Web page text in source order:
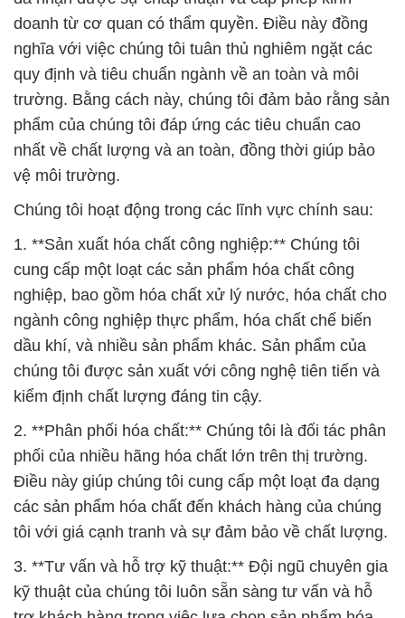
phẩm của chúng tôi đáp ứng các tiêu chuẩn cao
nhất về chất lượng và an toàn, đồng thời giúp bảo
vệ môi trường.
Chúng tôi hoạt động trong các lĩnh vực chính sau:
1. **Sản xuất hóa chất công nghiệp:** Chúng tôi
cung cấp một loạt các sản phẩm hóa chất công
nghiệp, bao gồm hóa chất xử lý nước, hóa chất cho
ngành công nghiệp thực phẩm, hóa chất chế biến
dầu khí, và nhiều sản phẩm khác. Sản phẩm của
chúng tôi được sản xuất với công nghệ tiên tiến và
kiểm định chất lượng đáng tin cậy.
2. **Phân phối hóa chất:** Chúng tôi là đối tác phân
phối của nhiều hãng hóa chất lớn trên thị trường.
Điều này giúp chúng tôi cung cấp một loạt đa dạng
các sản phẩm hóa chất đến khách hàng của chúng
tôi với giá cạnh tranh và sự đảm bảo về chất lượng.
3. **Tư vấn và hỗ trợ kỹ thuật:** Đội ngũ chuyên gia
kỹ thuật của chúng tôi luôn sẵn sàng tư vấn và hỗ
trợ khách hàng trong việc lựa chọn sản phẩm hóa
chất phù hợp nhất cho nhu cầu của họ. Chúng tôi
đặt mục tiêu giúp khách hàng tối ưu hóa hiệu suất
và tiết kiệm chi phí trong quá trình sử dụng hóa
chất.